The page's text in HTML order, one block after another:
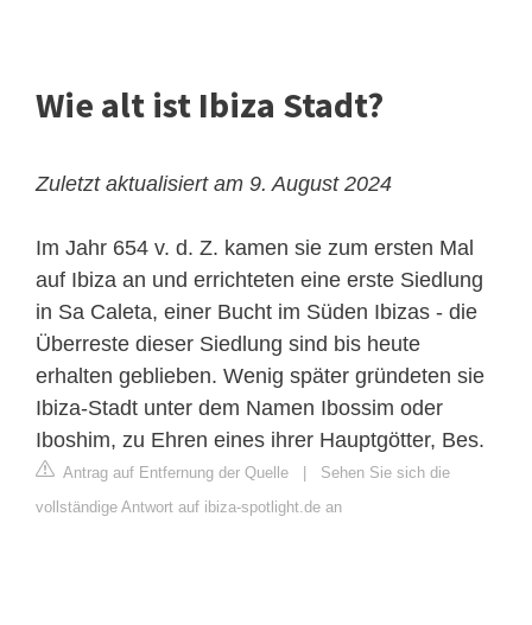
Wie alt ist Ibiza Stadt?
Zuletzt aktualisiert am 9. August 2024
Im Jahr 654 v. d. Z. kamen sie zum ersten Mal
auf Ibiza an und errichteten eine erste Siedlung
in Sa Caleta, einer Bucht im Süden Ibizas - die
Überreste dieser Siedlung sind bis heute
erhalten geblieben. Wenig später gründeten sie
Ibiza-Stadt unter dem Namen Ibossim oder
Iboshim, zu Ehren eines ihrer Hauptgötter, Bes.
Antrag auf Entfernung der Quelle
Sehen Sie sich die
vollständige Antwort auf ibiza-spotlight.de an